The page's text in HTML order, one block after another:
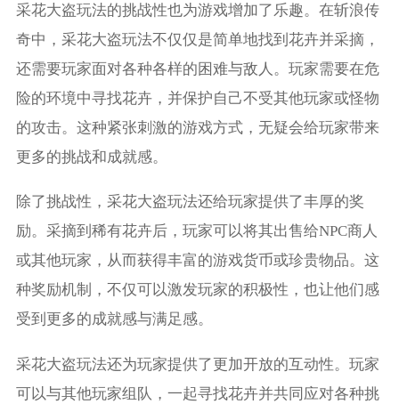
采花大盗玩法的挑战性也为游戏增加了乐趣。在斩浪传
奇中，采花大盗玩法不仅仅是简单地找到花卉并采摘，
还需要玩家面对各种各样的困难与敌人。玩家需要在危
险的环境中寻找花卉，并保护自己不受其他玩家或怪物
的攻击。这种紧张刺激的游戏方式，无疑会给玩家带来
更多的挑战和成就感。
除了挑战性，采花大盗玩法还给玩家提供了丰厚的奖
励。采摘到稀有花卉后，玩家可以将其出售给NPC商人
或其他玩家，从而获得丰富的游戏货币或珍贵物品。这
种奖励机制，不仅可以激发玩家的积极性，也让他们感
受到更多的成就感与满足感。
采花大盗玩法还为玩家提供了更加开放的互动性。玩家
可以与其他玩家组队，一起寻找花卉并共同应对各种挑